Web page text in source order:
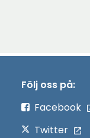
Följ oss på:
Facebook
Twitter